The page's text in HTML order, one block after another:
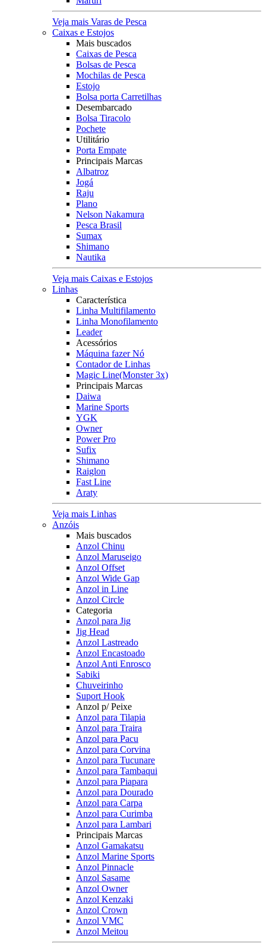
Veja mais Varas de Pesca
Caixas e Estojos
Mais buscados
Caixas de Pesca
Bolsas de Pesca
Mochilas de Pesca
Estojo
Bolsa porta Carretilhas
Desembarcado
Bolsa Tiracolo
Pochete
Utilitário
Porta Empate
Principais Marcas
Albatroz
Jogá
Raju
Plano
Nelson Nakamura
Pesca Brasil
Sumax
Shimano
Nautika
Veja mais Caixas e Estojos
Linhas
Característica
Linha Multifilamento
Linha Monofilamento
Leader
Acessórios
Máquina fazer Nó
Contador de Linhas
Magic Line(Monster 3x)
Principais Marcas
Daiwa
Marine Sports
YGK
Owner
Power Pro
Sufix
Shimano
Raiglon
Fast Line
Araty
Veja mais Linhas
Anzóis
Mais buscados
Anzol Chinu
Anzol Maruseigo
Anzol Offset
Anzol Wide Gap
Anzol in Line
Anzol Circle
Categoria
Anzol para Jig
Jig Head
Anzol Lastreado
Anzol Encastoado
Anzol Anti Enrosco
Sabiki
Chuveirinho
Suport Hook
Anzol p/ Peixe
Anzol para Tilapia
Anzol para Traira
Anzol para Pacu
Anzol para Corvina
Anzol para Tucunare
Anzol para Tambaqui
Anzol para Piapara
Anzol para Dourado
Anzol para Carpa
Anzol para Curimba
Anzol para Lambari
Principais Marcas
Anzol Gamakatsu
Anzol Marine Sports
Anzol Pinnacle
Anzol Sasame
Anzol Owner
Anzol Kenzaki
Anzol Crown
Anzol VMC
Anzol Meitou